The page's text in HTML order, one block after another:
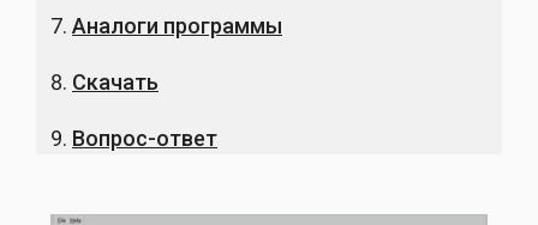
Аналоги программы
Скачать
Вопрос-ответ